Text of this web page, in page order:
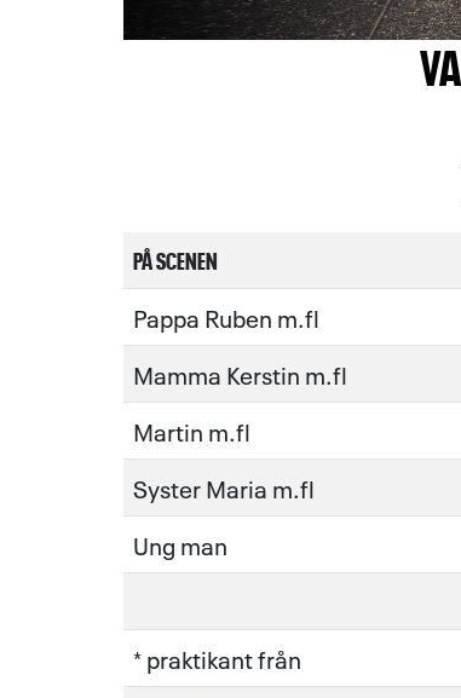
PÅ SCENEN
Pappa Ruben m.fl
Mamma Kerstin m.fl
Martin m.fl
Syster Maria m.fl
Ung man
* praktikant från